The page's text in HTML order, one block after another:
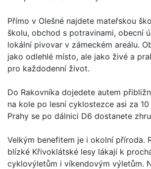
Přímo v Olešné najdete mateřskou
školu, obchod s potravinami, obecní
lokální pivovar v zámeckém areálu.
jako odlehlé místo, ale jako živé a
pro každodenní život.
Do Rakovníka dojedete autem
na kole po lesní cyklostezce asi za
Prahy se po dálnici D6 dostanete
Velkým benefitem je i okolní příroda.
blízké Křivoklátské lesy lákají k
cyklovýletům i víkendovým výletům.